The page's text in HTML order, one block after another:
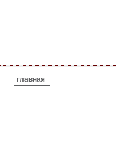
ВЫ ЗДЕСЬ
главная